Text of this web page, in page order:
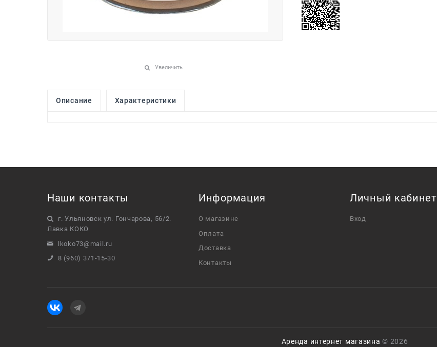
Увеличить
Описание Характеристики
Наши контакты
г. Ульяновск ул. Гончарова, 56/2.
Лавка КОКО
lkoko73@mail.ru
8 (960) 371-15-30
Информация
О магазине
Оплата
Доставка
Контакты
Личный кабинет
Вход
Аренда интернет магазина © 2026